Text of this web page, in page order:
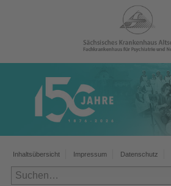
Inhaltsübersicht Impressum Datenschutz